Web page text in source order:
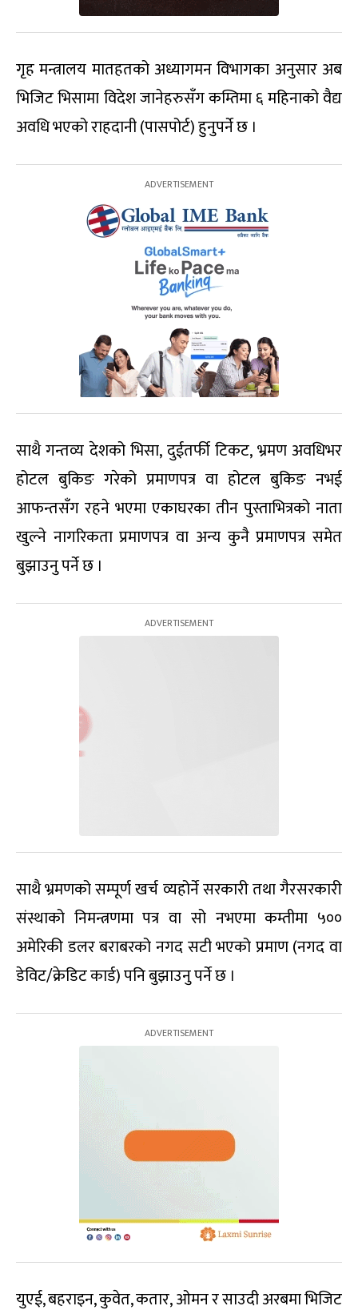
गृह मन्त्रालय मातहतको अध्यागमन विभागका अनुसार अब
भिजिट भिसामा विदेश जानेहरुसँग कम्तिमा ६ महिनाको वैद्य
अवधि भएको राहदानी (पासपोर्ट) हुनुपर्ने छ ।
साथै गन्तव्य देशको भिसा, दुईतर्फी टिकट, भ्रमण अवधिभर
होटल बुकिङ गरेको प्रमाणपत्र वा होटल बुकिङ नभई
आफन्तसँग रहने भएमा एकाघरका तीन पुस्ताभित्रको नाता
खुल्ने नागरिकता प्रमाणपत्र वा अन्य कुनै प्रमाणपत्र समेत
बुझाउनु पर्ने छ ।
साथै भ्रमणको सम्पूर्ण खर्च व्यहोर्ने सरकारी तथा गैरसरकारी
संस्थाको निमन्त्रणमा पत्र वा सो नभएमा कम्तीमा ५००
अमेरिकी डलर बराबरको नगद सटी भएको प्रमाण (नगद वा
डेविट/क्रेडिट कार्ड) पनि बुझाउनु पर्ने छ ।
युएई, बहराइन, कुवेत, कतार, ओमन र साउदी अरबमा भिजिट